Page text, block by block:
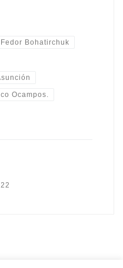
Fedor Bohatirchuk
Ocampos.